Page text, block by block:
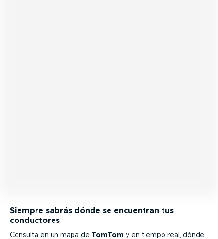
Siempre sabrás dónde se encuentran tus
conductores
Consulta en un mapa de TomTom y en tiempo real, dónde